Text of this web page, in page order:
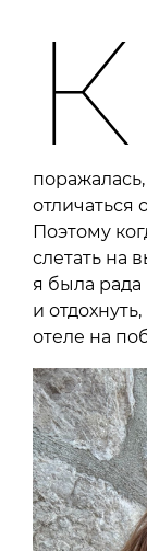
К
отличаться
Поэтому
слетать на
я была
и
отеле на